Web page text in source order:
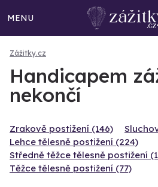
MENU
Zážitky.cz
Handicapem
nekončí
Zrakově postižení (146)
Lehce tělesně postižení (224)
Středně těžce tělesně postižení
Těžce tělesně postižení (77)